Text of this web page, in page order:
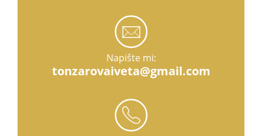
Napište mi:
tonzarovaiveta@gmail.com